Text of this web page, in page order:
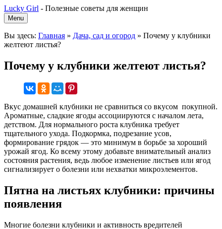
Lucky Girl - Полезные советы для женщин
Menu
Вы здесь: Главная » Дача, сад и огород » Почему у клубники
желтеют листья?
Почему у клубники желтеют листья?
Вкус домашней клубники не сравниться со вкусом покупной.
Ароматные, сладкие ягоды ассоциируются с началом лета,
детством. Для нормального роста клубника требует
тщательного ухода. Подкормка, подрезание усов,
формирование грядок — это минимум в борьбе за хороший
урожай ягод. Ко всему этому добавьте внимательный анализ
состояния растения, ведь любое изменение листьев или ягод
сигнализирует о болезни или нехватки микроэлементов.
Пятна на листьях клубники: причины
появления
Многие болезни клубники и активность вредителей